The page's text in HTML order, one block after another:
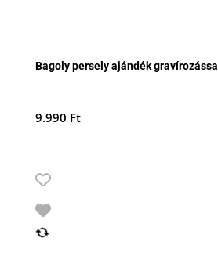
Bagoly persely ajándék gravírozással
9.990 Ft